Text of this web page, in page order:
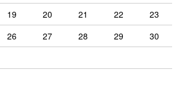
19 20 21 22
23
26 27 28 29
30